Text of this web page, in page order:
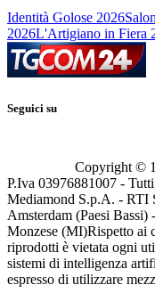
Identità Golose 2026
2026L'Artigiano in Fiera
Seguici su
Copyright ©
P.Iva 03976881007 -
Mediamond S.p.A. - RTI
Amsterdam (Paesi
Monzese (MI)Rispetto ai
riprodotti è vietata ogni
sistemi di intelligenza
espresso di utilizzare